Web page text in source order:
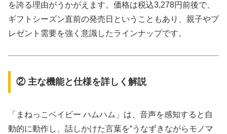
を誇る理由がうかがえます。価格は税込3,278円前後で、
ギフトシーズン直前の発売日ということもあり、親子やプ
レゼント需要を強く意識したラインナップです。
② 主な機能と仕様を詳しく解説
「まねっこベイビー ハムハム」は、音声を感知すると自
動的に動作し、話しかけた言葉を“うなずきながらモノマ